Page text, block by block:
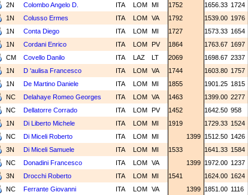
2N Colombo Angelo D. ITA LOM MI 1752 1656.33 1724
1N Colusso Ermes ITA LOM VA 1792 1539.00 1976
1N Conta Diego ITA LOM MI 1727 1573.33 1654
1N Cordani Enrico ITA LOM PV 1864 1763.67 1697
CM Covello Danilo ITA LAZ LT 2069 1698.67 2337
1N D 'aulisa Francesco ITA LOM VA 1744 1603.80 1757
1N De Martino Daniele ITA LOM MI 1855 1901.25 1815
NC Delahaye Romeo Georges ITA LOM VA 1463 1399.00 2277
NC Dellatorre Corrado ITA LOM PV 1452 1642.50 958
1N Di Liberto Michele ITA LOM MI 1919 1729.33 1524
NC Di Miceli Roberto ITA LOM MI 1399 1512.50 1426
3N Di Miceli Samuele ITA LOM MI 1533 1641.33 1584
NC Donadini Francesco ITA LOM VA 1399 1972.00 1237
3N Drocchi Roberto ITA LOM MI 1541 1624.00 1624
NC Ferrante Giovanni ITA LOM VA 1399 1851.00 1116